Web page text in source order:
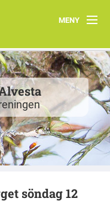
MENY
Program
Grupper
Projekt
Natur att besöka
Fiskgjusen
Kontakt
söndag 12